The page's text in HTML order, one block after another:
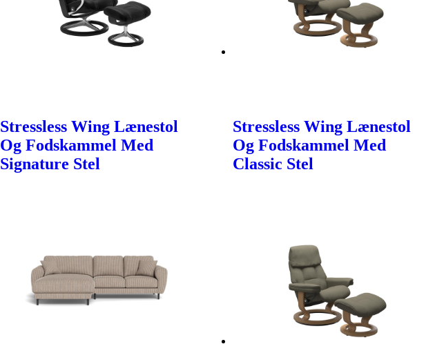
Stressless Wing Lænestol
Og Fodskammel Med
Signature Stel
Stressless Wing Lænestol
Og Fodskammel Med
Classic Stel